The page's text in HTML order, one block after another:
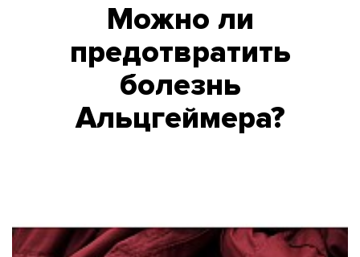
Можно ли
предотвратить
болезнь
Альцгеймера?